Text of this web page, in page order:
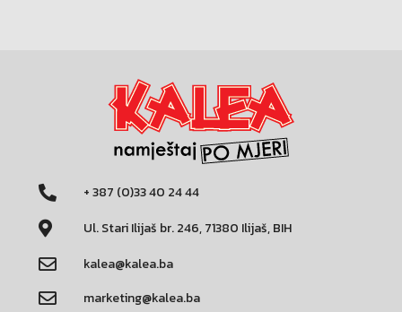
+ 387 (0)33 40 24 44
Ul. Stari Ilijaš br. 246, 71380 Ilijaš, BIH
kalea@kalea.ba
marketing@kalea.ba